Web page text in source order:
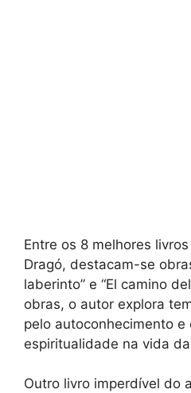
Entre os 8 melhores
Dragó, destacam-se
laberinto” e “El camino
obras, o autor explora
pelo autoconhecimento e
espiritualidade na vida
Outro livro imperdível do